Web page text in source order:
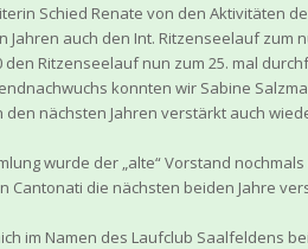
Schied Renate von den Aktivitäten
auch den Int. Ritzenseelauf zum
den Ritzenseelauf nun zum 25. mal
konnten wir Sabine
nächsten Jahren verstärkt auch
wurde der „alte“ Vorstand
Cantonati die nächsten beiden Jahre
im Namen des Laufclub Saalfeldens